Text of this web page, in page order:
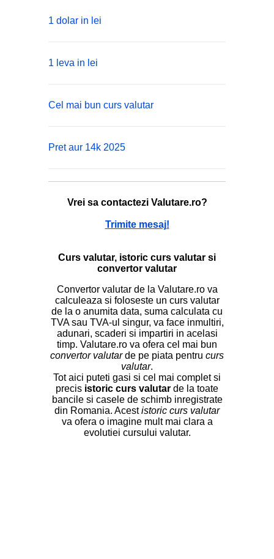
1 dolar in lei
1 leva in lei
Cel mai bun curs valutar
Pret aur 14k 2025
Vrei sa contactezi Valutare.ro?
Trimite mesaj!
Curs valutar, istoric curs valutar si
convertor valutar
Convertor valutar de la Valutare.ro va
calculeaza si foloseste un curs valutar
de la o anumita data, suma calculata cu
TVA sau TVA-ul singur, va face inmultiri,
adunari, scaderi si impartiri in acelasi
timp. Valutare.ro va ofera cel mai bun
convertor valutarde pe piata pentru curs
valutar.
Tot aici puteti gasi si cel mai complet si
precis istoric curs valutar de la toate
bancile si casele de schimb inregistrate
din Romania. Acestistoric curs valutar
va ofera o imagine mult mai clara a
evolutiei cursului valutar.